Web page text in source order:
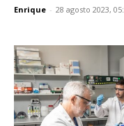
Enrique - 28 agosto 2023,